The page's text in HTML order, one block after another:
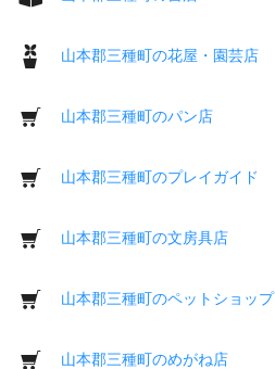
山本郡三種町の花屋・園芸店
山本郡三種町のパン店
山本郡三種町のプレイガイド
山本郡三種町の文房具店
山本郡三種町のペットショップ
山本郡三種町のめがね店